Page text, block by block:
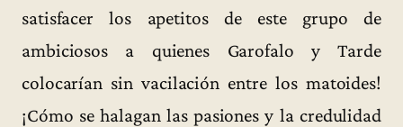
satisfacer los apetitos de este grupo de
ambiciosos a quienes Garofalo y Tarde
colocarían sin vacilación entre los matoides!
¡Cómo se halagan las pasiones y la credulidad